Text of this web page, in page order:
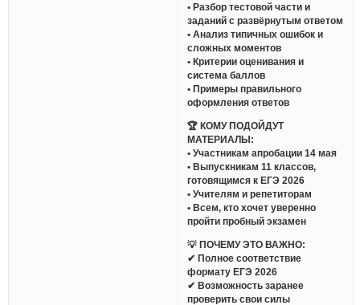
• Разбор тестовой части и
заданий с развёрнутым ответом
• Анализ типичных ошибок и
сложных моментов
• Критерии оценивания и
система баллов
• Примеры правильного
оформления ответов
🏆 КОМУ ПОДОЙДУТ
МАТЕРИАЛЫ:
• Участникам апробации 14 мая
• Выпускникам 11 классов,
готовящимся к ЕГЭ 2026
• Учителям и репетиторам
• Всем, кто хочет уверенно
пройти пробный экзамен
💡 ПОЧЕМУ ЭТО ВАЖНО:
✔ Полное соответствие
формату ЕГЭ 2026
✔ Возможность заранее
проверить свои силы